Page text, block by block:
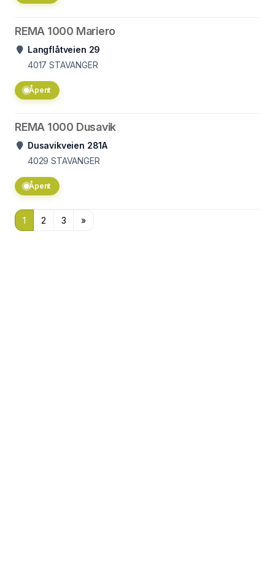
REMA 1000 Mariero
Langflåtveien 29
4017 STAVANGER
Åpent
REMA 1000 Dusavik
Dusavikveien 281A
4029 STAVANGER
Åpent
1 2 3 »